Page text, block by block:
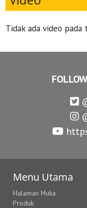
Tidak ada video pada
Menu Utama
Halaman Muka
Produk